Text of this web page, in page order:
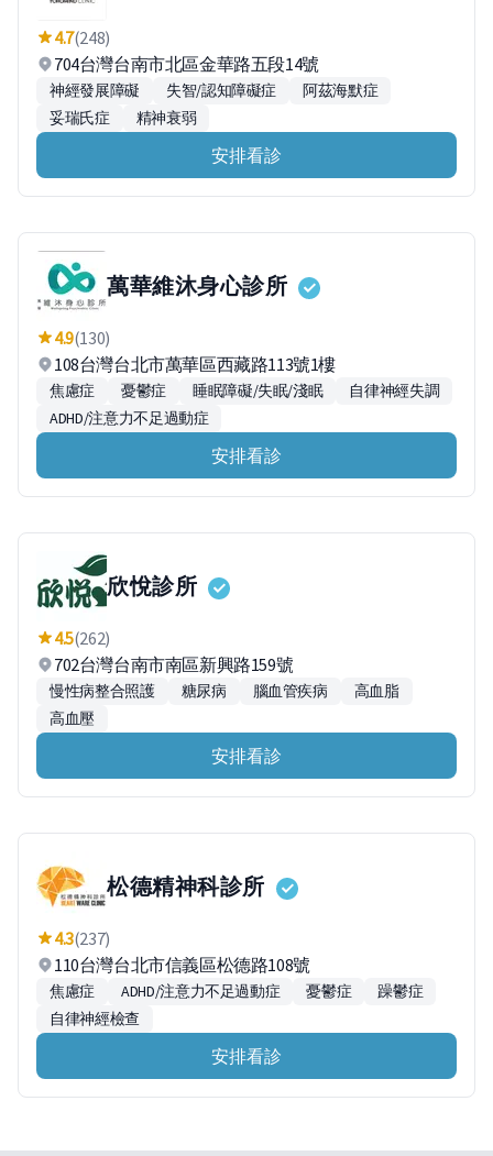
4.7(248)
704台灣台南市北區金華路五段14號
神經發展障礙 失智/認知障礙症
阿茲海默症
妥瑞氏症
精神衰弱
安排看診
萬華維沐身心診所
4.9(130)
108台灣台北市萬華區西藏路113號1樓
焦慮症 憂鬱症 睡眠障礙/失眠/淺眠
自律神經失調
ADHD/注意力不足過動症
安排看診
欣悅診所
4.5(262)
702台灣台南市南區新興路159號
慢性病整合照護 糖尿病 腦血管疾病
高血脂
高血壓
安排看診
松德精神科診所
4.3(237)
110台灣台北市信義區松德路108號
焦慮症 ADHD/注意力不足過動症 憂鬱症
躁鬱症
自律神經檢查
安排看診